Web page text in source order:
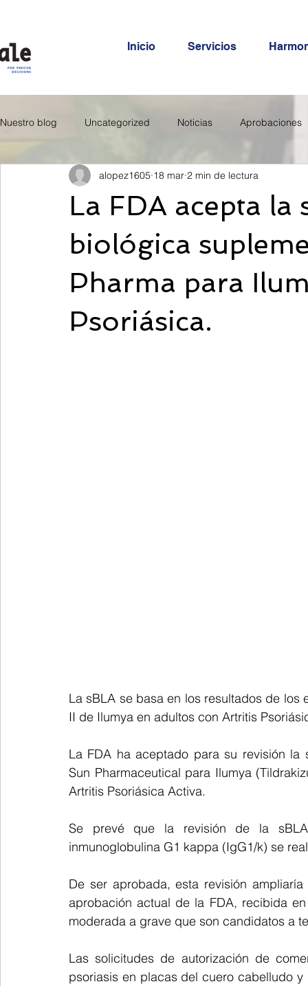
Inicio Servicios
Nuestro blog Uncategorized Noticias Aprobaciones
La FDA acepta
biológica
Pharma para
Psoriásica.
alopez1605 18 mar 2 min de lectura
La sBLA se basa en los resultados de los
II de Ilumya en adultos con Artritis
La FDA ha aceptado para su revisión
Sun Pharmaceutical para Ilumya
Artritis Psoriásica Activa.
Se prevé que la revisión de la sBLA
inmunoglobulina G1 kappa (IgG1/k) se
De ser aprobada, esta revisión
aprobación actual de la FDA, recibida
moderada a grave que son candidatos a
Las solicitudes de autorización de
psoriasis en placas del cuero cabelludo